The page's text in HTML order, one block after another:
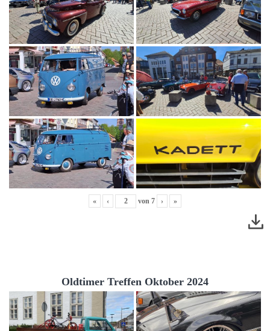
« ‹ von 7 › »
Oldtimer Treffen Oktober 2024